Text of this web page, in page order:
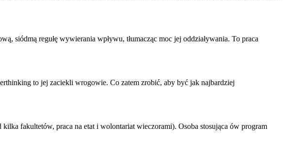
siódmą regułę wywierania wpływu, tłumacząc moc jej oddziaływania. To praca
to jej zaciekli wrogowie. Co zatem zrobić, aby być jak najbardziej
kilka fakultetów, praca na etat i wolontariat wieczorami). Osoba stosująca ów program